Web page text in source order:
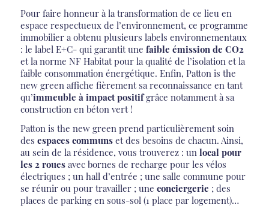
Pour faire honneur à la transformation de ce lieu en
espace respectueux de l’environnement, ce programme
immobilier a obtenu plusieurs labels environnementaux
: le label E+C- qui garantit une faible émission de CO2
et la norme NF Habitat pour la qualité de l’isolation et la
faible consommation énergétique. Enfin, Patton is the
new green affiche fièrement sa reconnaissance en tant
qu’immeuble à impact positifgrâce notamment à sa
construction en béton vert !
Patton is the new green prend particulièrement soin
des espaces communset des besoins de chacun. Ainsi,
au sein de la résidence, vous trouverez : un local pour
les 2 rouesavec bornes de recharge pour les vélos
électriques ; un hall d’entrée ; une salle commune pour
se réunir ou pour travailler ; une conciergerie ; des
places de parking en sous-sol (1 place par logement)…